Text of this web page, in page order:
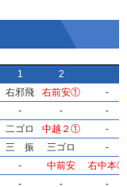
1
2
右邪飛 右前安①
-
- -
-
二ゴロ 中越２①
-
三 振 三ゴロ
-
- 中前安
右中本③
- -
-
1
2
右邪飛 右前安①
-
- -
-
二ゴロ 中越２①
-
三 振 三ゴロ
-
- 中前安
右中本③
- -
-
1
2
右邪飛 右前安①
-
- -
-
二ゴロ 中越２①
-
三 振 三ゴロ
-
- 中前安
右中本③
- -
-
1
2
右邪飛 右前安①
-
- -
-
二ゴロ 中越２①
-
三 振 三ゴロ
-
- 中前安
右中本③
- -
-